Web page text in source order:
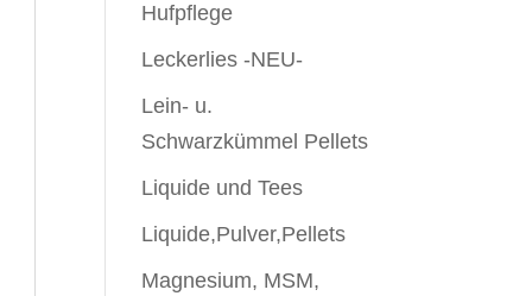
Hufpflege
Leckerlies -NEU-
Lein- u.
Schwarzkümmel Pellets
Liquide und Tees
Liquide,Pulver,Pellets
Magnesium, MSM,